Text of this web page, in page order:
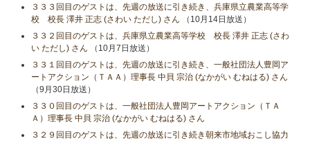
３３３回目のゲストは、先週の放送に引き続き、兵庫県立農業高等学
校 校長 澤井 正志 (さわい ただし) さん （10月14日放送）
３３２回目のゲストは、兵庫県立農業高等学校 校長 澤井 正志 (さわ
い ただし) さん （10月7日放送）
３３１回目のゲストは、先週の放送に引き続き、一般社団法人豊岡ア
ートアクション（ＴＡＡ）理事長 中貝 宗治 (なかがい むねはる) さん
（9月30日放送）
３３０回目のゲストは、一般社団法人豊岡アートアクション（ＴＡ
Ａ）理事長 中貝 宗治 (なかがい むねはる) さん
３２９回目のゲストは、先週の放送に引き続き朝来市地域おこし協力